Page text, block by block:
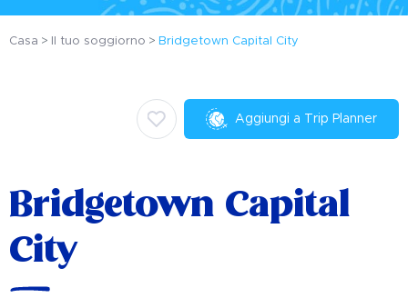
Casa Il tuo soggiorno Bridgetown Capital City
Aggiungi a Trip Planner
Bridgetown Capital
City